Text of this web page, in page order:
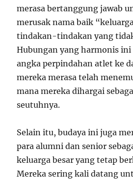
merasa bertanggung jawab
merusak nama baik
tindakan-tindakan yang
Hubungan yang harmonis
angka perpindahan atlet ke
mereka merasa telah
mana mereka dihargai
seutuhnya.
Selain itu, budaya ini juga
para alumni dan senior
keluarga besar yang tetap
Mereka sering kali datang